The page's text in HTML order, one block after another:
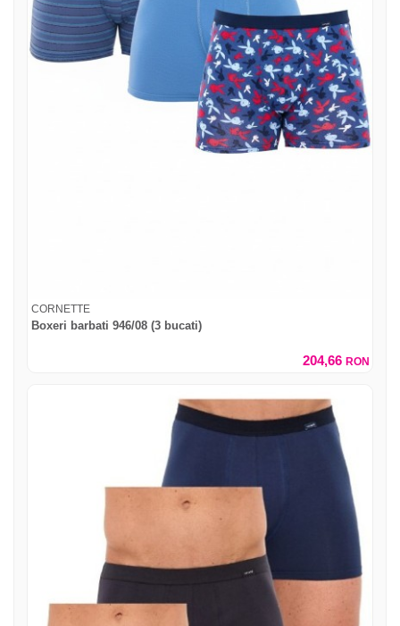
CORNETTE
Boxeri barbati 946/08 (3 bucati)
204,66 RON